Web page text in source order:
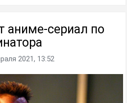
аниме-сериал по
2021, 13:52